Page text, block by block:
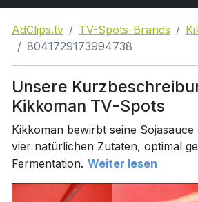
AdClips.tv TV-Spots-Brands
8041729173994738
Unsere
Kikkoman TV-Spots
Kikkoman bewirbt seine Sojasauce
vier natürlichen Zutaten, optimal
Fermentation. Weiter lesen